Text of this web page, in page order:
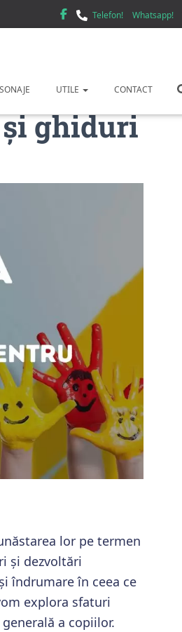
Telefon! Whatsapp!
UTILE CONTACT
ghiduri
lor pe termen
și dezvoltări
îndrumare în ceea ce
explora sfaturi
a copiilor.